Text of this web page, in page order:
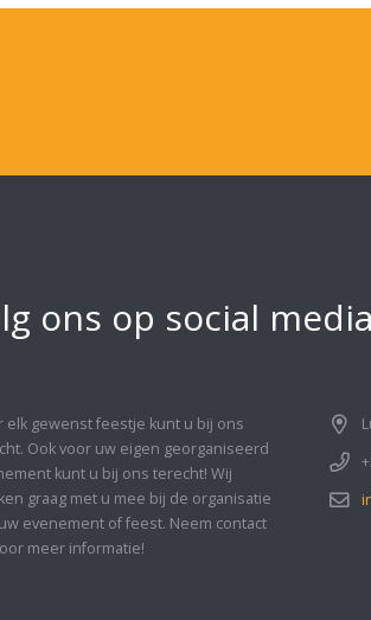
ons op social media
elk gewenst feestje kunt u bij ons
Ook voor uw eigen georganiseerd
kunt u bij ons terecht! Wij
graag met u mee bij de organisatie
evenement of feest. Neem contact
meer informatie!